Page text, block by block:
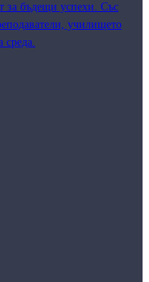
за бъдещи успехи. Със
училището
среда.